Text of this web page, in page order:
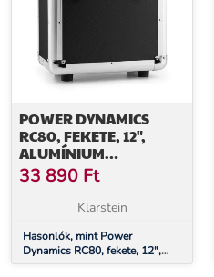
POWER DYNAMICS
RC80, FEKETE, 12",
ALUMÍNIUM
LEMEZTARTÓ KOFFER,
BAKELITTARTÓ, 80 LP
33 890 Ft
Klarstein
Hasonlók, mint Power
Dynamics RC80, fekete, 12",
alumínium lemeztartó koffer,